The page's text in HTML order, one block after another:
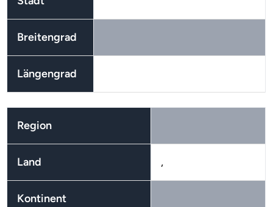
Breitengrad
Längengrad
Region
Land ,
Kontinent